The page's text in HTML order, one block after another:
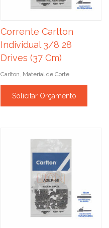
Corrente Carlton
Individual 3/8 28
Drives (37 Cm)
Carlton Material de Corte
Solicitar Orçamento